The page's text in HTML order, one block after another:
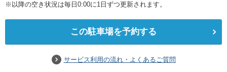
※以降の空き状況は毎日0:00に1日ずつ更新されます。
この駐車場を予約する
サービス利用の流れ・よくあるご質問